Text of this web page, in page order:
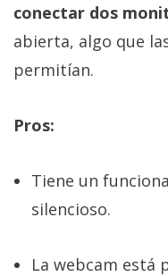
conectar dos
abierta, algo que
permitían.
Pros:
Tiene un
silencioso.
La webcam está